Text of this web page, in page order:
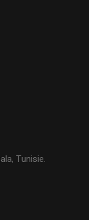
Tunisie.